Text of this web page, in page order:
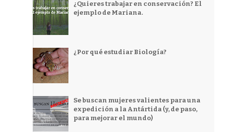
¿Quieres trabajar en conservación? El
ejemplo de Mariana.
¿Por qué estudiar Biología?
Se buscan mujeres valientes para una
expedición a la Antártida (y, de paso,
para mejorar el mundo)